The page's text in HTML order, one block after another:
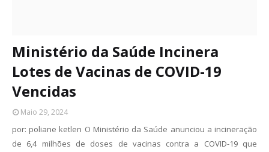
Ministério da Saúde Incinera
Lotes de Vacinas de COVID-19
Vencidas
Maio 29, 2024
por: poliane ketlen O Ministério da Saúde anunciou a incineração
de 6,4 milhões de doses de vacinas contra a COVID-19 que